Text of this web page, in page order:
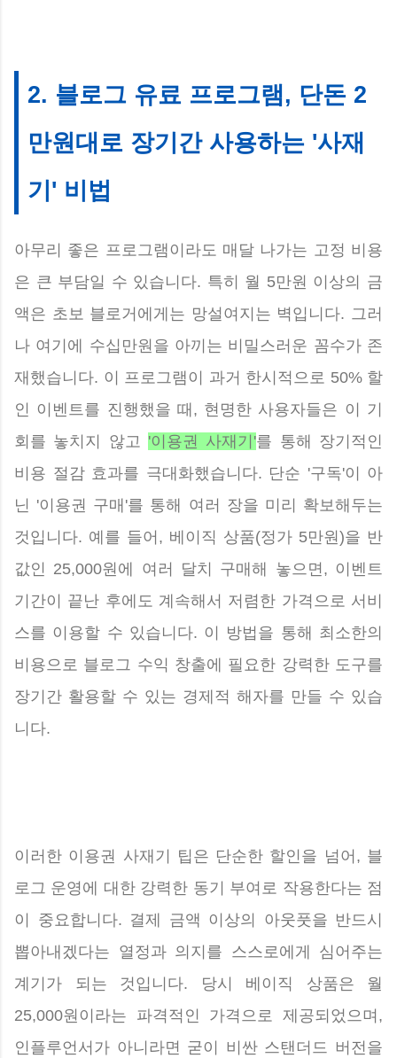
2. 블로그 유료 프로그램, 단돈 2
만원대로 장기간 사용하는 '사재
기' 비법
아무리 좋은 프로그램이라도 매달 나가는 고정 비용
은 큰 부담일 수 있습니다. 특히 월 5만원 이상의 금
액은 초보 블로거에게는 망설여지는 벽입니다. 그러
나 여기에 수십만원을 아끼는 비밀스러운 꼼수가 존
재했습니다. 이 프로그램이 과거 한시적으로 50% 할
인 이벤트를 진행했을 때, 현명한 사용자들은 이 기
회를 놓치지 않고 '이용권 사재기'를 통해 장기적인
비용 절감 효과를 극대화했습니다. 단순 '구독'이 아
닌 '이용권 구매'를 통해 여러 장을 미리 확보해두는
것입니다. 예를 들어, 베이직 상품(정가 5만원)을 반
값인 25,000원에 여러 달치 구매해 놓으면, 이벤트
기간이 끝난 후에도 계속해서 저렴한 가격으로 서비
스를 이용할 수 있습니다. 이 방법을 통해 최소한의
비용으로 블로그 수익 창출에 필요한 강력한 도구를
장기간 활용할 수 있는 경제적 해자를 만들 수 있습
니다.
이러한 이용권 사재기 팁은 단순한 할인을 넘어, 블
로그 운영에 대한 강력한 동기 부여로 작용한다는 점
이 중요합니다. 결제 금액 이상의 아웃풋을 반드시
뽑아내겠다는 열정과 의지를 스스로에게 심어주는
계기가 되는 것입니다. 당시 베이직 상품은 월
25,000원이라는 파격적인 가격으로 제공되었으며,
인플루언서가 아니라면 굳이 비싼 스탠더드 버전을